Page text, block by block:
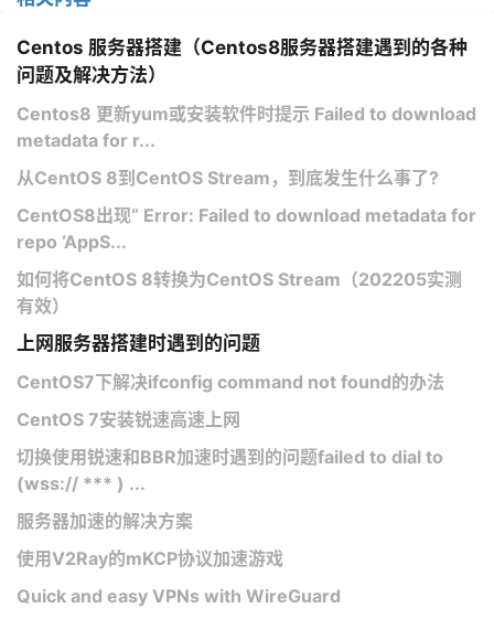
Centos 服务器搭建（Centos8服务器搭建遇到的各种
问题及解决方法）
Centos8 更新yum或安装软件时提示 Failed to download
metadata for r...
从CentOS 8到CentOS Stream，到底发生什么事了?
CentOS8出现“ Error: Failed to download metadata for
repo ‘AppS...
如何将CentOS 8转换为CentOS Stream（202205实测
有效）
上网服务器搭建时遇到的问题
CentOS7下解决ifconfig command not found的办法
CentOS 7安装锐速高速上网
切换使用锐速和BBR加速时遇到的问题failed to dial to
(wss:// *** ) ...
服务器加速的解决方案
使用V2Ray的mKCP协议加速游戏
Quick and easy VPNs with WireGuard